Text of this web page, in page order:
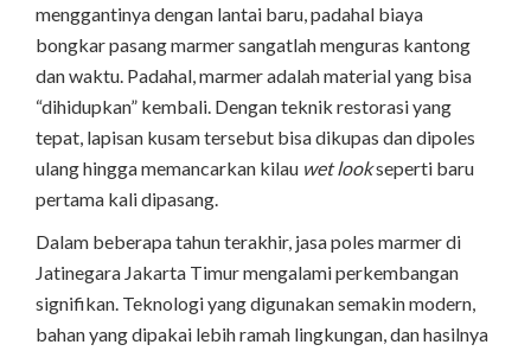
menggantinya dengan lantai baru, padahal biaya
bongkar pasang marmer sangatlah menguras kantong
dan waktu. Padahal, marmer adalah material yang bisa
“dihidupkan” kembali. Dengan teknik restorasi yang
tepat, lapisan kusam tersebut bisa dikupas dan dipoles
ulang hingga memancarkan kilau wet lookseperti baru
pertama kali dipasang.
Dalam beberapa tahun terakhir, jasa poles marmer di
Jatinegara Jakarta Timur mengalami perkembangan
signifikan. Teknologi yang digunakan semakin modern,
bahan yang dipakai lebih ramah lingkungan, dan hasilnya